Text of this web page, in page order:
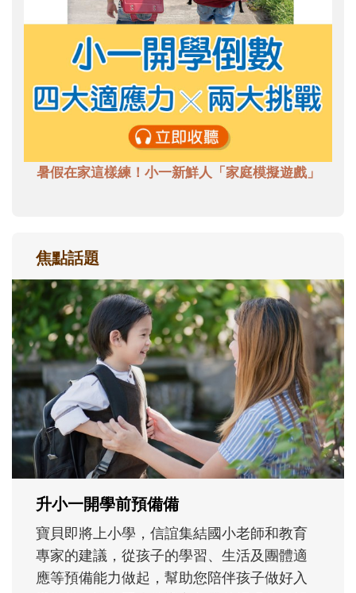
暑假在家這樣練！小一新鮮人「家庭模擬遊戲」
焦點話題
和孩子一起長大的那個男人│讀懂父親的
不同模樣
沒有人天生就擅長當爸爸！男人總是在一次
次「前所未有」的體驗中，跟著孩子一起長
大。從給予安全感的肢體遊戲，到獨立自
主、角色認同及解決問題的能力養成。爸爸
正嘗試用不同的模樣，參與孩子每個重要的